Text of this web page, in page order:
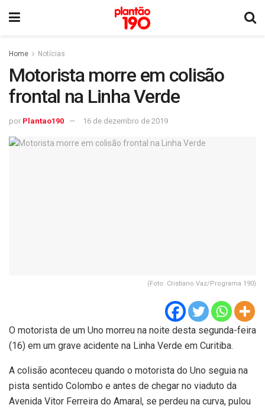
Home Notícias
Motorista morre em colisão
frontal na Linha Verde
por Plantao190 16 de dezembro de 2019
(Foto: Cristiano Vaz/Programa 190)
O motorista de um Uno morreu na noite desta segunda-feira
(16) em um grave acidente na Linha Verde em Curitiba.
A colisão aconteceu quando o motorista do Uno seguia na
pista sentido Colombo e antes de chegar no viaduto da
Avenida Vitor Ferreira do Amaral, se perdeu na curva, pulou